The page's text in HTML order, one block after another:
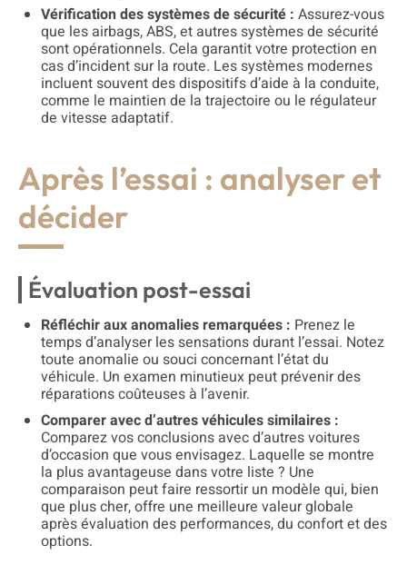
Vérification des systèmes de sécurité : Assurez-vous
que les airbags, ABS, et autres systèmes de sécurité
sont opérationnels. Cela garantit votre protection en
cas d’incident sur la route. Les systèmes modernes
incluent souvent des dispositifs d’aide à la conduite,
comme le maintien de la trajectoire ou le régulateur
de vitesse adaptatif.
Après l’essai : analyser et
décider
Évaluation post-essai
Réfléchir aux anomalies remarquées : Prenez le
temps d’analyser les sensations durant l’essai. Notez
toute anomalie ou souci concernant l’état du
véhicule. Un examen minutieux peut prévenir des
réparations coûteuses à l’avenir.
Comparer avec d’autres véhicules similaires :
Comparez vos conclusions avec d’autres voitures
d’occasion que vous envisagez. Laquelle se montre
la plus avantageuse dans votre liste ? Une
comparaison peut faire ressortir un modèle qui, bien
que plus cher, offre une meilleure valeur globale
après évaluation des performances, du confort et des
options.